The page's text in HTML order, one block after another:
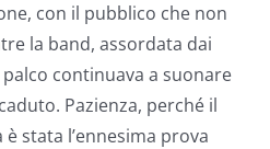
con il pubblico che non
la band, assordata dai
continuava a suonare
Pazienza, perché il
stata l’ennesima prova